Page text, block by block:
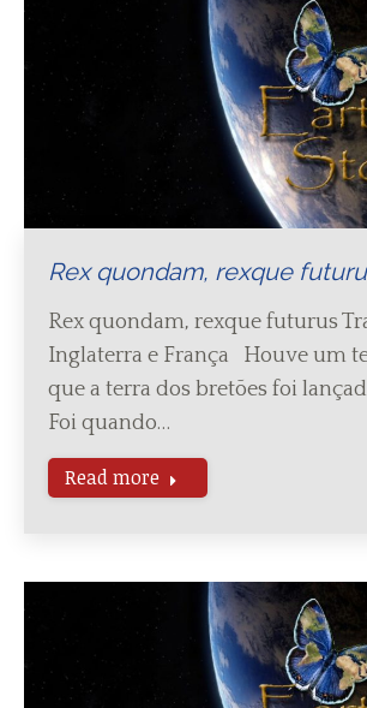
Rex quondam, rexque
Rex quondam, rexque futurus
Inglaterra e França Houve um
que a terra dos bretões foi
Foi quando…
Read more